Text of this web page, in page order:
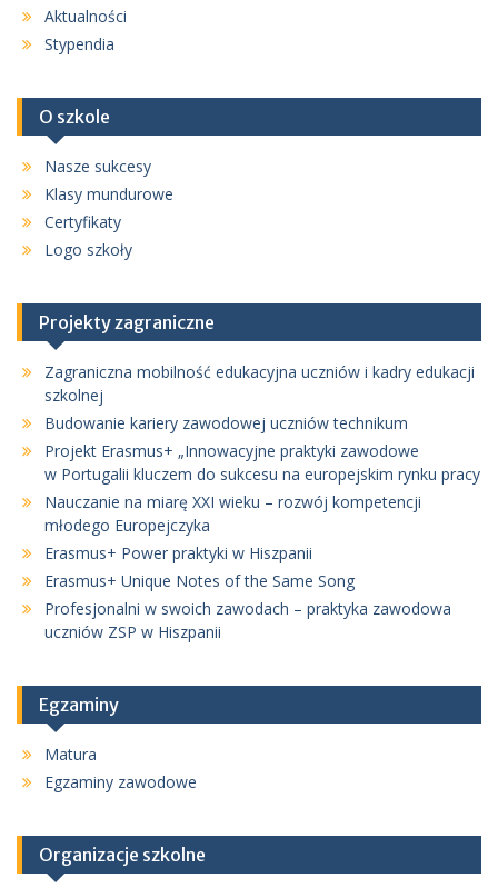
Aktualności
Stypendia
O szkole
Nasze sukcesy
Klasy mundurowe
Certyfikaty
Logo szkoły
Projekty zagraniczne
Zagraniczna mobilność edukacyjna uczniów i kadry edukacji
szkolnej
Budowanie kariery zawodowej uczniów technikum
Projekt Erasmus+ „Innowacyjne praktyki zawodowe
w Portugalii kluczem do sukcesu na europejskim rynku pracy
Nauczanie na miarę XXI wieku – rozwój kompetencji
młodego Europejczyka
Erasmus+ Power praktyki w Hiszpanii
Erasmus+ Unique Notes of the Same Song
Profesjonalni w swoich zawodach – praktyka zawodowa
uczniów ZSP w Hiszpanii
Egzaminy
Matura
Egzaminy zawodowe
Organizacje szkolne